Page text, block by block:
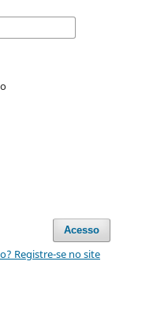
Acesso
Registre-se no site